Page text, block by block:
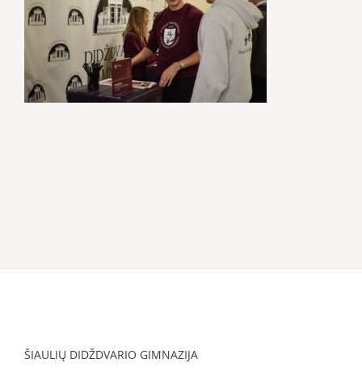
ŠIAULIŲ DIDŽDVARIO GIMNAZIJA